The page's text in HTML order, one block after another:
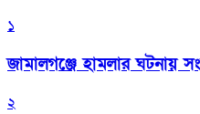
১
জামালগঞ্জে হামলার ঘটনায়
২